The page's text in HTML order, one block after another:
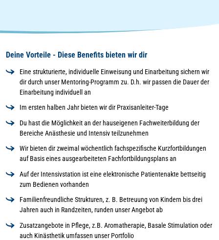
Deine Vorteile - Diese Benefits bieten wir dir
Eine strukturierte, individuelle Einweisung und Einarbeitung sichern wir
dir durch unser Mentoring-Programm zu. D.h. wir passen die Dauer der
Einarbeitung individuell an
Im ersten halben Jahr bieten wir dir Praxisanleiter-Tage
Du hast die Möglichkeit an der hauseigenen Fachweiterbildung der
Bereiche Anästhesie und Intensiv teilzunehmen
Wir bieten dir zweimal wöchentlich fachspezifische Kurzfortbildungen
auf Basis eines ausgearbeiteten Fachfortbildungsplans an
Auf der Intensivstation ist eine elektronische Patientenakte bettseitig
zum Bedienen vorhanden
Familienfreundliche Strukturen, z. B. Betreuung von Kindern bis drei
Jahren auch in Randzeiten, runden unser Angebot ab
Zusatzangebote in Pflege, z.B. Aromatherapie, Basale Stimulation oder
auch Kinästhetik umfassen unser Portfolio